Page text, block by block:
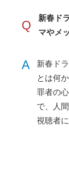
Q
新春ド
マやメ
A
新春ド
とは何
罪者の
で、人
視聴者